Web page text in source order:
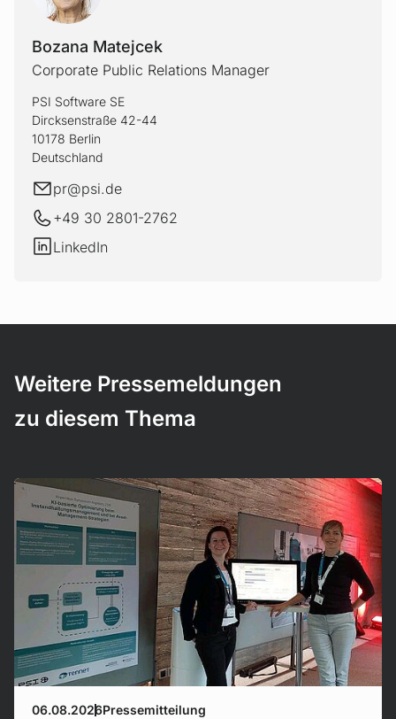
Bozana Matejcek
Corporate Public Relations Manager
PSI Software SE
Dircksenstraße 42-44
10178 Berlin
Deutschland
E-Mail
pr@psi.de
+49 30 2801-2762
LinkedIn
LinkedIn
Weitere Pressemeldungen
zu diesem Thema
06.08.2026Pressemitteilung
Mehr erfahren!